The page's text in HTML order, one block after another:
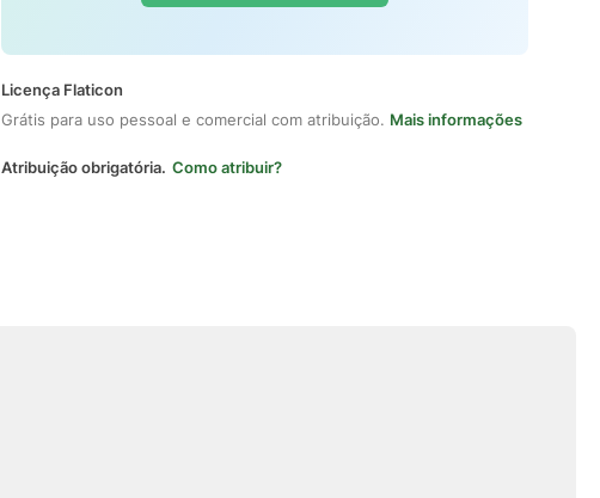
Licença Flaticon
Grátis para uso pessoal e comercial com atribuição. Mais informações
Atribuição obrigatória. Como atribuir?